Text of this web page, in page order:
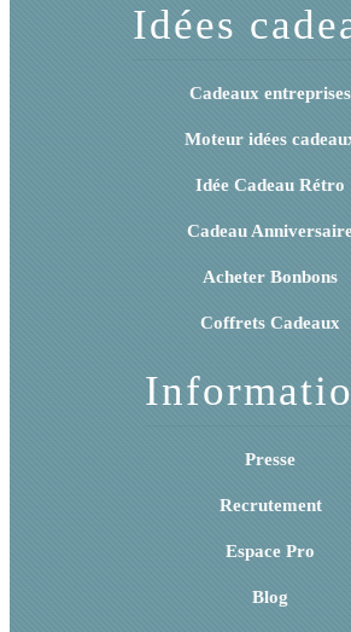
Idées
Cadeaux entreprises
Moteur idées
Idée Cadeau Rétro
Cadeau
Acheter Bonbons
Coffrets Cadeaux
Presse
Recrutement
Espace Pro
Blog